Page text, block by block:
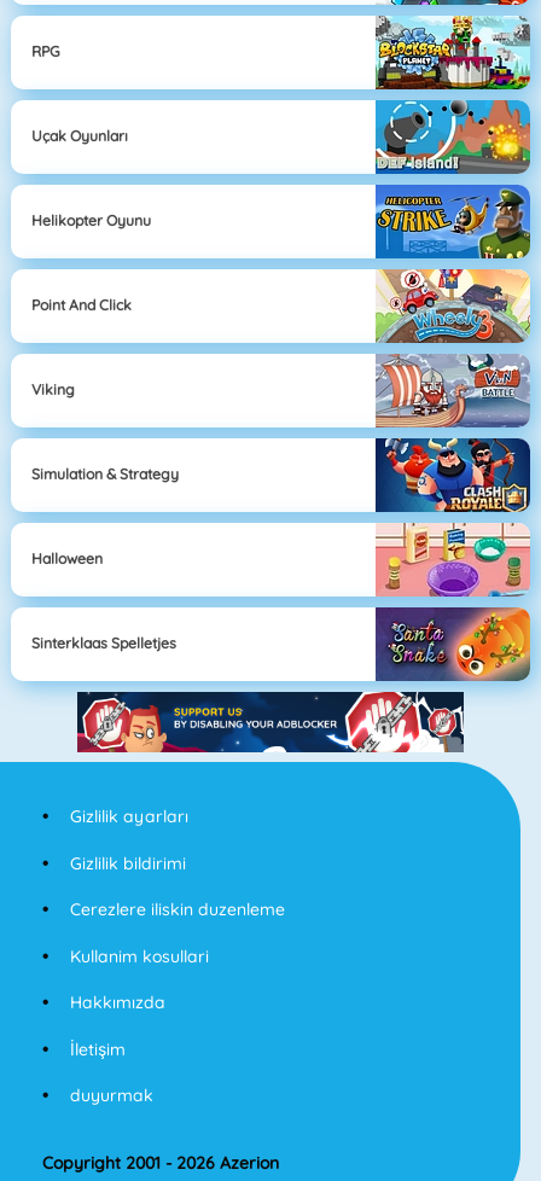
RPG
Uçak Oyunları
Helikopter Oyunu
Point And Click
Viking
Simulation & Strategy
Halloween
Sinterklaas Spelletjes
Gizlilik ayarları
Gizlilik bildirimi
Cerezlere iliskin duzenleme
Kullanim kosullari
Hakkımızda
İletişim
duyurmak
Copyright 2001 - 2026 Azerion